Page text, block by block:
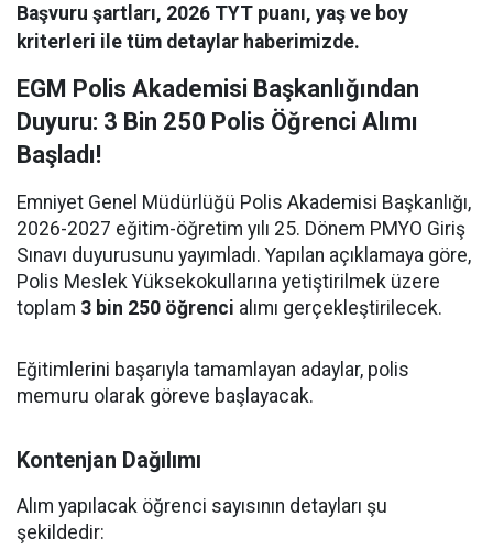
Başvuru şartları, 2026 TYT puanı, yaş ve boy
kriterleri ile tüm detaylar haberimizde.
EGM Polis Akademisi Başkanlığından
Duyuru: 3 Bin 250 Polis Öğrenci Alımı
Başladı!
Emniyet Genel Müdürlüğü Polis Akademisi Başkanlığı,
2026-2027 eğitim-öğretim yılı 25. Dönem PMYO Giriş
Sınavı duyurusunu yayımladı. Yapılan açıklamaya göre,
Polis Meslek Yüksekokullarına yetiştirilmek üzere
toplam 3 bin 250 öğrenci alımı gerçekleştirilecek.
Eğitimlerini başarıyla tamamlayan adaylar, polis
memuru olarak göreve başlayacak.
Kontenjan Dağılımı
Alım yapılacak öğrenci sayısının detayları şu
şekildedir: